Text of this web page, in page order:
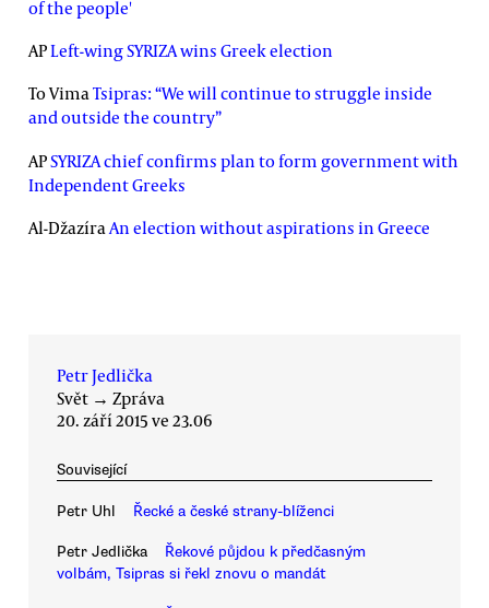
of the people'
APLeft-wing SYRIZA wins Greek election
To VimaTsipras: “We will continue to struggle inside
and outside the country”
APSYRIZA chief confirms plan to form government with
Independent Greeks
Al-Džazíra An election without aspirations in Greece
Petr Jedlička
Svět → Zpráva
20. září 2015 ve 23.06
Související
Petr Uhl Řecké a české strany-blíženci
Petr Jedlička
Řekové půjdou k předčasným
volbám, Tsipras si řekl znovu o mandát